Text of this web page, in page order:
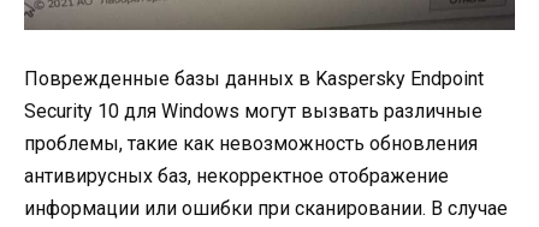
Поврежденные базы данных в Kaspersky Endpoint
Security 10 для Windows могут вызвать различные
проблемы, такие как невозможность обновления
антивирусных баз, некорректное отображение
информации или ошибки при сканировании. В случае